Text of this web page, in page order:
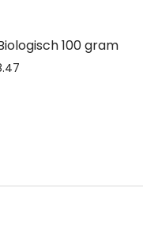
100 gram